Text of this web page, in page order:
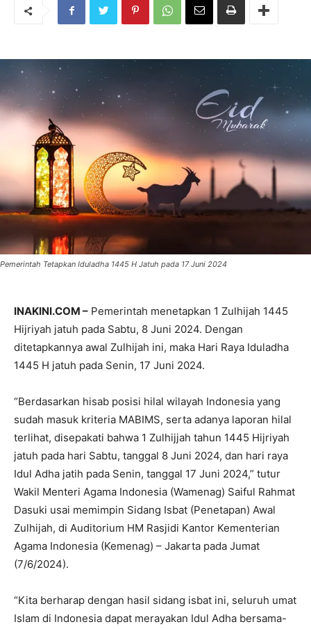
Pemerintah Tetapkan Iduladha 1445 H Jatuh pada 17 Juni 2024
INAKINI.COM – Pemerintah menetapkan 1 Zulhijah 1445
Hijriyah jatuh pada Sabtu, 8 Juni 2024. Dengan
ditetapkannya awal Zulhijah ini, maka Hari Raya Iduladha
1445 H jatuh pada Senin, 17 Juni 2024.
“Berdasarkan hisab posisi hilal wilayah Indonesia yang
sudah masuk kriteria MABIMS, serta adanya laporan hilal
terlihat, disepakati bahwa 1 Zulhijjah tahun 1445 Hijriyah
jatuh pada hari Sabtu, tanggal 8 Juni 2024, dan hari raya
Idul Adha jatih pada Senin, tanggal 17 Juni 2024,” tutur
Wakil Menteri Agama Indonesia (Wamenag) Saiful Rahmat
Dasuki usai memimpin Sidang Isbat (Penetapan) Awal
Zulhijah, di Auditorium HM Rasjidi Kantor Kementerian
Agama Indonesia (Kemenag) – Jakarta pada Jumat
(7/6/2024).
“Kita berharap dengan hasil sidang isbat ini, seluruh umat
Islam di Indonesia dapat merayakan Idul Adha bersama-